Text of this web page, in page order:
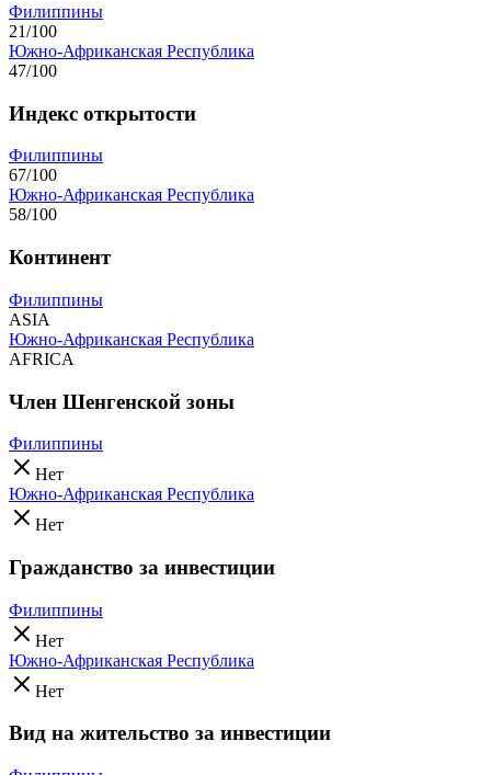
Филиппины
21/100
Южно-Африканская Республика
47/100
Индекс открытости
Филиппины
67/100
Южно-Африканская Республика
58/100
Континент
Филиппины
ASIA
Южно-Африканская Республика
AFRICA
Член Шенгенской зоны
Филиппины
Нет
Южно-Африканская Республика
Нет
Гражданство за инвестиции
Филиппины
Нет
Южно-Африканская Республика
Нет
Вид на жительство за инвестиции